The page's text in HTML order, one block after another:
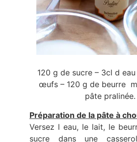
120 g de sucre – 3cl d
œufs – 120 g de beurre
pâte pralinée.
Préparation de la pâte à
Versez l eau, le lait, le
sucre dans une